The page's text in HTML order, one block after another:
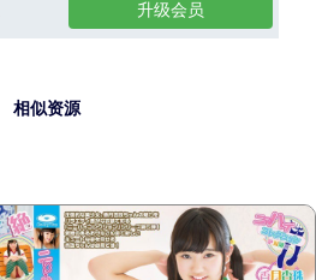
升级会员
相似资源